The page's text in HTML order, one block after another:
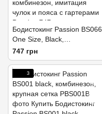
Бодистокинг Passion BS066
One Size, Black,
комбинезон, имитация
чулок и пояса с гартерами
747 грн
3